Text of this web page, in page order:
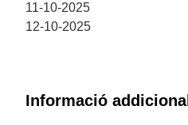
11-10-2025
12-10-2025
Informació addicional